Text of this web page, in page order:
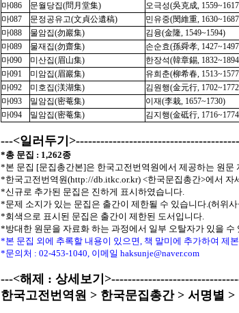
마086
문월당집(問月堂集) 오극성(吳克成,
마087
문정공유고(文貞公遺稿) 민유중(閔維重,
마088
물암집(勿巖集) 김융(金隆, 1549~1594)
마089
물재집(勿齋集) 손순효(孫舜孝,
마090
미산집(眉山集) 한장석(韓章錫,
마091
미암집(眉巖集) 유희춘(柳希春,
마092
미호집(渼湖集) 김원행(金元行,
마093
밀암집(密菴集) 이재(李栽, 1657~1730)
마094
밀암집(密菴集) 김지행(金砥行,
---<일러두기
*총 문집 : 1,262종
*본 문집 [문집총간본]은 한국고전번역원에서 제공하는 원문
*한국고전번역원(http://db.itkc.or.kr) <한국문집총간>에서 자
*신규로 추가된 문집은 진하게 표시하였습니다.
*문제 소지가 있는 문집은 출간이 제한될 수 있습니다.(허위
*회색으로 표시된 문집은 출간이 제한된 도서입니다.
*방대한 원문을 자료화 하는 과정에서 일부 오탈자가 있을
*본 문집 외에 추록할 내용이 있으면, 책 말미에 추가하여 제
*문의처 : 02-453-1040, 이메일 haksunje@naver.com
---<해제 : 상세보기
한국고전번역원 > 한국문집총간 > 서명별 >